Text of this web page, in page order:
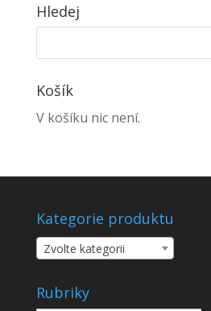
Hledej
Košík
V košíku nic není.
Kategorie produktu
Zvolte kategorii
Rubriky